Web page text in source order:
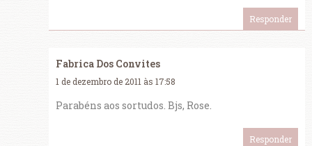
Responder
Fabrica Dos Convites
1 de dezembro de 2011 às 17:58
Parabéns aos sortudos. Bjs, Rose.
Responder